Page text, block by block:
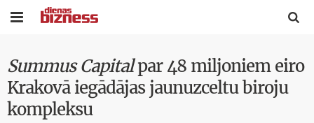
 
Summus Capitalpar 48 miljoniem eiro
Krakovā iegādājas jaunuzceltu biroju
kompleksu